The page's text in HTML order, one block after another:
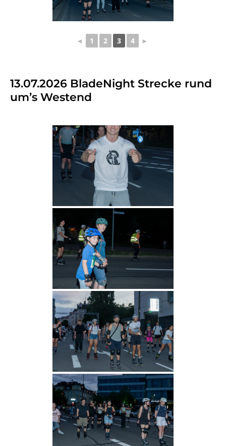
◄ 1 2 3 4 ►
13.07.2026 BladeNight Strecke rund
um’s Westend